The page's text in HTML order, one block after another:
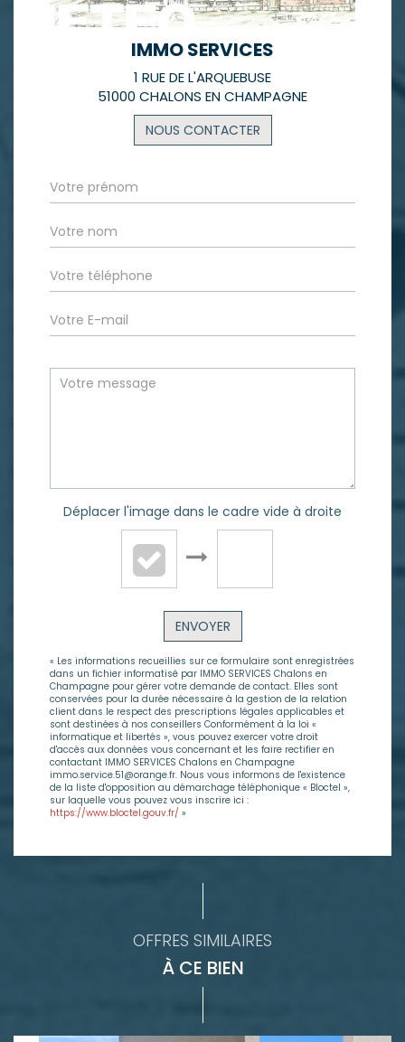
IMMO SERVICES
1 RUE DE L'ARQUEBUSE
51000 CHALONS EN CHAMPAGNE
NOUS CONTACTER
Déplacer l'image dans le cadre vide à droite
ENVOYER
« Les informations recueillies sur ce formulaire sont enregistrées
dans un fichier informatisé par IMMO SERVICES Chalons en
Champagne pour gérer votre demande de contact. Elles sont
conservées pour la durée nécessaire à la gestion de la relation
client dans le respect des prescriptions légales applicables et
sont destinées à nos conseillers Conformément à la loi «
informatique et libertés », vous pouvez exercer votre droit
d'accès aux données vous concernant et les faire rectifier en
contactant IMMO SERVICES Chalons en Champagne
immo.service.51@orange.fr. Nous vous informons de l'existence
de la liste d'opposition au démarchage téléphonique « Bloctel »,
sur laquelle vous pouvez vous inscrire ici :
https://www.bloctel.gouv.fr/ »
OFFRES SIMILAIRES
À CE BIEN